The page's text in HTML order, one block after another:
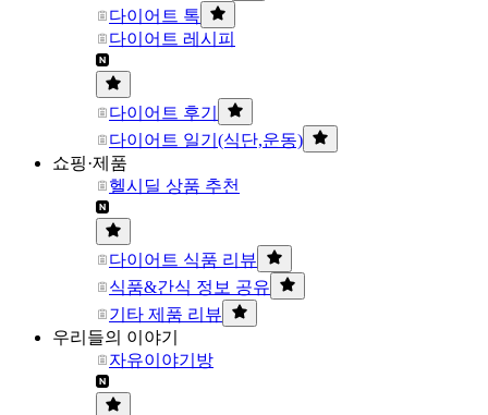
다이어트 톡
다이어트 레시피
다이어트 후기
다이어트 일기(식단,운동)
쇼핑·제품
헬시딜 상품 추천
다이어트 식품 리뷰
식품&간식 정보 공유
기타 제품 리뷰
우리들의 이야기
자유이야기방